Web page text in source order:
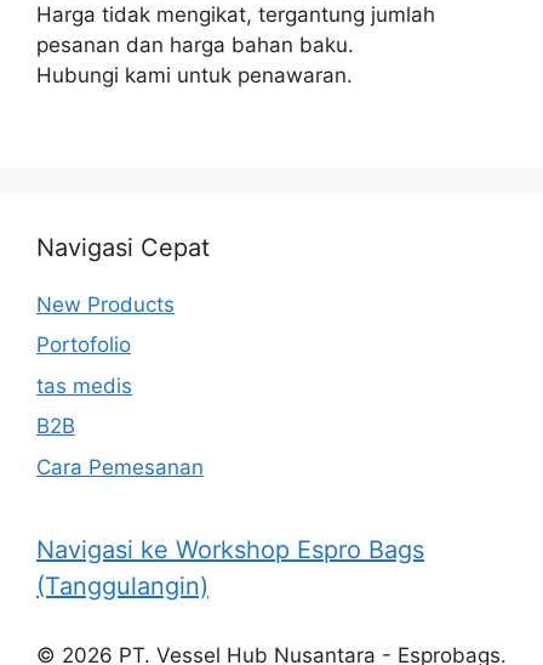
Harga tidak mengikat, tergantung jumlah
pesanan dan harga bahan baku.
Hubungi kami untuk penawaran.
Navigasi Cepat
New Products
Portofolio
tas medis
B2B
Cara Pemesanan
Navigasi ke Workshop Espro Bags
(Tanggulangin)
© 2026 PT. Vessel Hub Nusantara - Esprobags.